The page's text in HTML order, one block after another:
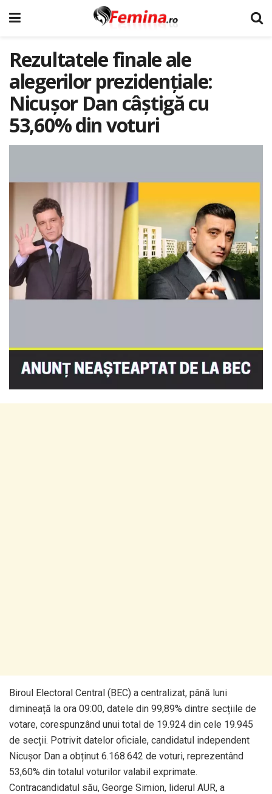
Rezultatele finale ale
alegerilor prezidențiale:
Nicușor Dan câștigă cu
53,60% din voturi
Biroul Electoral Central (BEC) a centralizat, până luni
dimineață la ora 09:00, datele din 99,89% dintre secțiile de
votare, corespunzând unui total de 19.924 din cele 19.945
de secții. Potrivit datelor oficiale, candidatul independent
Nicușor Dan a obținut 6.168.642 de voturi, reprezentând
53,60% din totalul voturilor valabil exprimate.
Contracandidatul său, George Simion, liderul AUR, a